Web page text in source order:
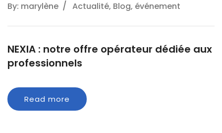
By: marylène Actualité, Blog, événement
NEXIA : notre offre opérateur dédiée aux
professionnels
Read more